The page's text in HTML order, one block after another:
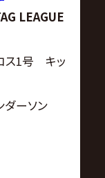
LEAGUE
ス1号 キッ
ーソン